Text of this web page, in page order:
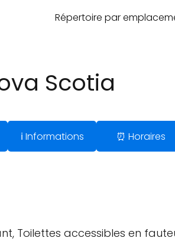
Répertoire par
Scotia
ℹ️ Informations ⏰ Horaires
Toilettes accessibles en